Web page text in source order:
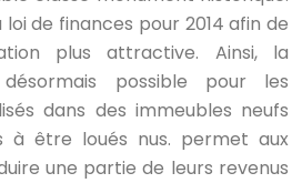
de finances pour 2014 afin de
plus attractive. Ainsi, la
possible pour les
dans des immeubles neufs
à être loués nus. permet aux
une partie de leurs revenus